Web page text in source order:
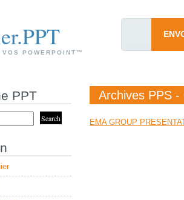
VOS POWERPOINT™
Archives PPS
EMA GROUP
PPT